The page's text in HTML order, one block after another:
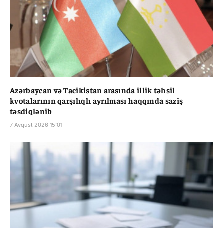
Azərbaycan və Tacikistan arasında illik təhsil
kvotalarının qarşılıqlı ayrılması haqqında saziş
təsdiqlənib
7 Avqust 2026 15:01